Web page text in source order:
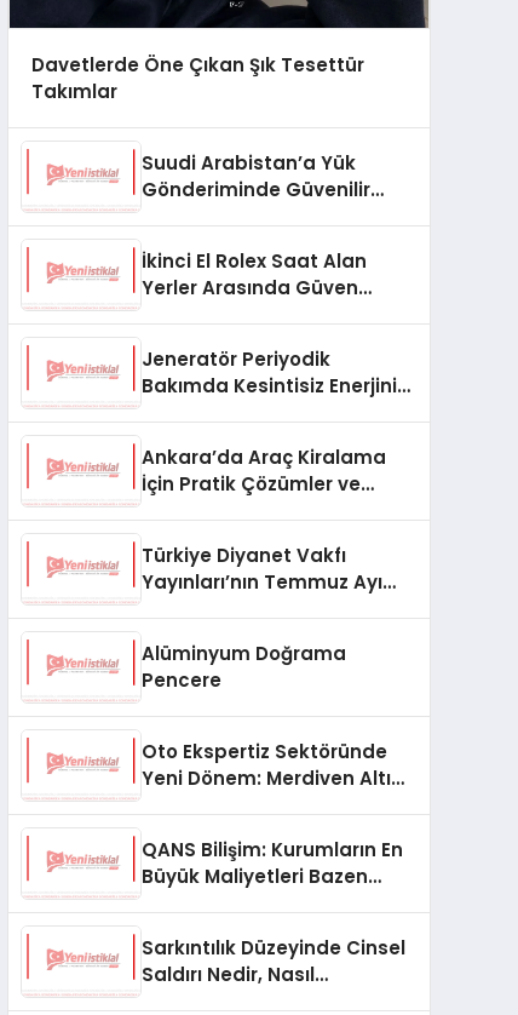
Davetlerde Öne Çıkan Şık Tesettür
Takımlar
Suudi Arabistan’a Yük
Gönderiminde Güvenilir
İkinci El Rolex Saat Alan
Yerler Arasında Güven
Jeneratör Periyodik
Bakımda Kesintisiz Enerjinin
Ankara’da Araç Kiralama
İçin Pratik Çözümler ve
Türkiye Diyanet Vakfı
Yayınları’nın Temmuz Ayı
Alüminyum Doğrama
Pencere
Oto Ekspertiz Sektöründe
Yeni Dönem: Merdiven Altı
QANS Bilişim: Kurumların En
Büyük Maliyetleri Bazen
Sarkıntılık Düzeyinde Cinsel
Saldırı Nedir, Nasıl